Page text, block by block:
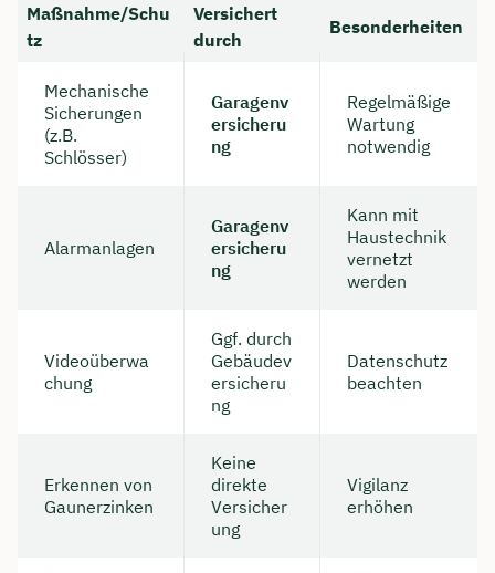
Maßnahme/Schu
tz
Versichert
durch
Besonderheiten
Mechanische
Sicherungen
(z.B.
Schlösser)
Garagenv
ersicheru
ng
Regelmäßige
Wartung
notwendig
Alarmanlagen
Garagenv
ersicheru
ng
Kann mit
Haustechnik
vernetzt
werden
Videoüberwa
chung
Ggf. durch
Gebäudev
ersicheru
ng
Datenschutz
beachten
Erkennen von
Gaunerzinken
Keine
direkte
Versicher
ung
Vigilanz
erhöhen